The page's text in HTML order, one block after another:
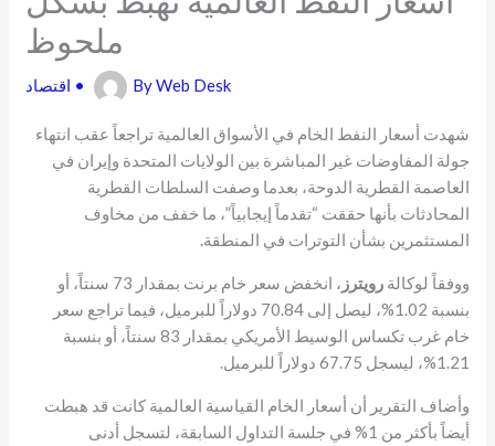
ملحوظ
اقتصاد • ByWeb Desk
شهدت أسعار النفط الخام في الأسواق العالمية تراجعاً عقب انتهاء
جولة المفاوضات غير المباشرة بين الولايات المتحدة وإيران في
العاصمة القطرية الدوحة، بعدما وصفت السلطات القطرية
المحادثات بأنها حققت “تقدماً إيجابياً”، ما خفف من مخاوف
المستثمرين بشأن التوترات في المنطقة.
ووفقاً لوكالةرويترز
، انخفض سعر خام برنت بمقدار 73 سنتاً، أو
بنسبة 1.02%، ليصل إلى 70.84 دولاراً للبرميل، فيما تراجع سعر
خام غرب تكساس الوسيط الأمريكي بمقدار 83 سنتاً، أو بنسبة
1.21%، ليسجل 67.75 دولاراً للبرميل.
وأضاف التقرير أن أسعار الخام القياسية العالمية كانت قد هبطت
أيضاً بأكثر من 1% في جلسة التداول السابقة، لتسجل أدنى